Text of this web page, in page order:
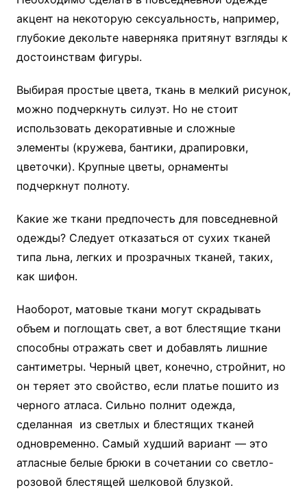
акцент на некоторую сексуальность, например,
глубокие декольте наверняка притянут взгляды к
достоинствам фигуры.
Выбирая простые цвета, ткань в мелкий рисунок,
можно подчеркнуть силуэт. Но не стоит
использовать декоративные и сложные
элементы (кружева, бантики, драпировки,
цветочки). Крупные цветы, орнаменты
подчеркнут полноту.
Какие же ткани предпочесть для повседневной
одежды? Следует отказаться от сухих тканей
типа льна, легких и прозрачных тканей, таких,
как шифон.
Наоборот, матовые ткани могут скрадывать
объем и поглощать свет, а вот блестящие ткани
способны отражать свет и добавлять лишние
сантиметры. Черный цвет, конечно, стройнит, но
он теряет это свойство, если платье пошито из
черного атласа. Сильно полнит одежда,
сделанная из светлых и блестящих тканей
одновременно. Самый худший вариант — это
атласные белые брюки в сочетании со светло-
розовой блестящей шелковой блузкой.